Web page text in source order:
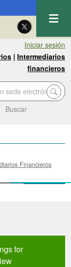
| Eng
Iniciar sesión
| Intermediarios
financieros
Buscar
a la
Financieros
for